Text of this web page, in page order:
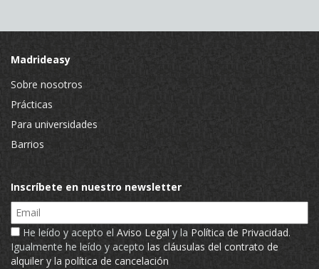
Madrideasy
Sobre nosotros
Prácticas
Para universidades
Barrios
Inscríbete en nuestro newsletter
Email
He leído y acepto el Aviso Legal y la Política de Privacidad.
Igualmente he leído y acepto las cláusulas del contrato de
alquiler y la política de cancelación